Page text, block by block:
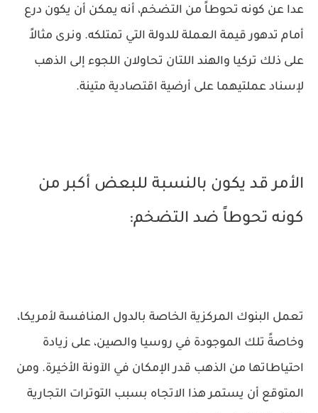
عدا عن كونه تحوطاً من التضخم، أنه يمكن أن يكون درع
أمام تدهور قيمة العملة للدولة التي تمتلكه. ونرى مثالاً
على ذلك تركيا والهند اللتان تحاولان اللجوء إلى الذهب
لإسناد عملتيهما على أرضية اقتصادية متينة.
الأمر قد يكون بالنسبة للبعض أكبر من
كونه تحوطاً ضد التضخم:
تعمل البنوك المركزية الخاصة بالدول المنافسة لأمريكا،
وخاصةً تلك الموجودة في روسيا والصين، على زيادة
احتياطاتها من الذهب قدر الإمكان في الآونة الأخيرة. ومن
المتوقع أن يستمر هذا الاتجاه بسبب التوترات التجارية